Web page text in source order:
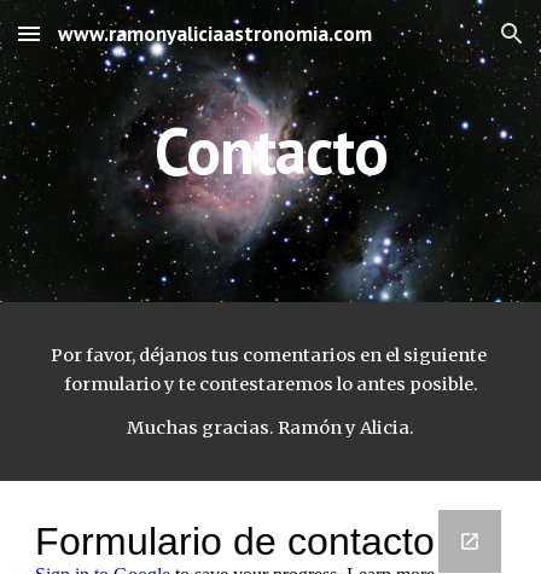
Skip to main content Skip to navigation
www.ramonyaliciaastronomia.com
Contacto
Por favor, déjanos tus comentarios en el siguiente
formulario y te contestaremos lo antes posible.
Muchas gracias. Ramón y Alicia.